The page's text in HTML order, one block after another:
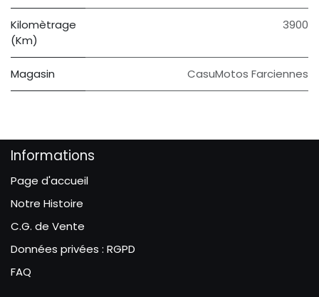
Kilomètrage
(Km)
3900
Magasin CasuMotos Farciennes
Informations
Page d'accueil
Notre Histoire
C.G. de Vente
Données privées : RGPD
FAQ